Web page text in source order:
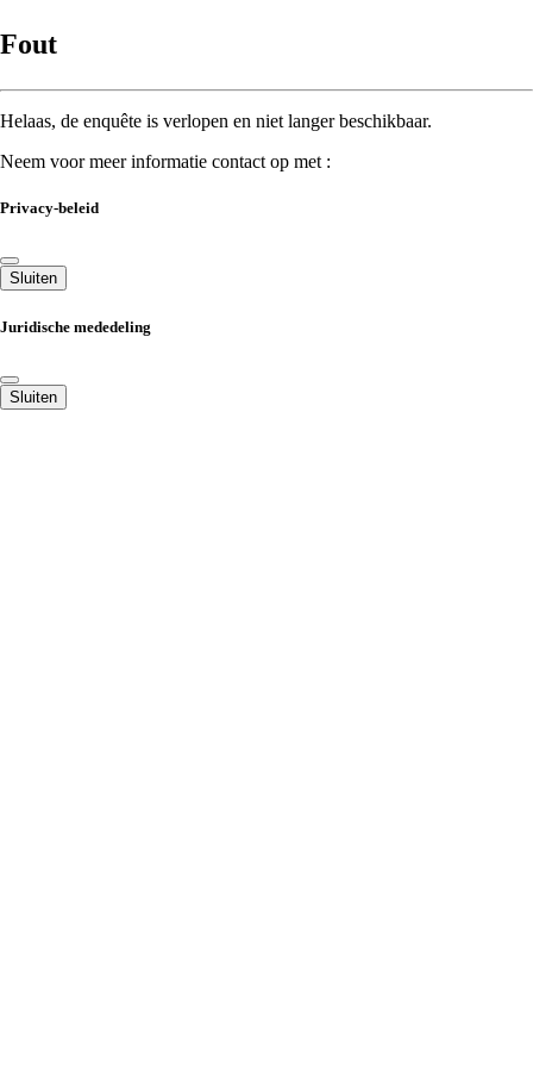
Fout
Helaas, de enquête is verlopen en niet langer beschikbaar.
Neem voor meer informatie contact op met :
Privacy-beleid
Sluiten
Juridische mededeling
Sluiten